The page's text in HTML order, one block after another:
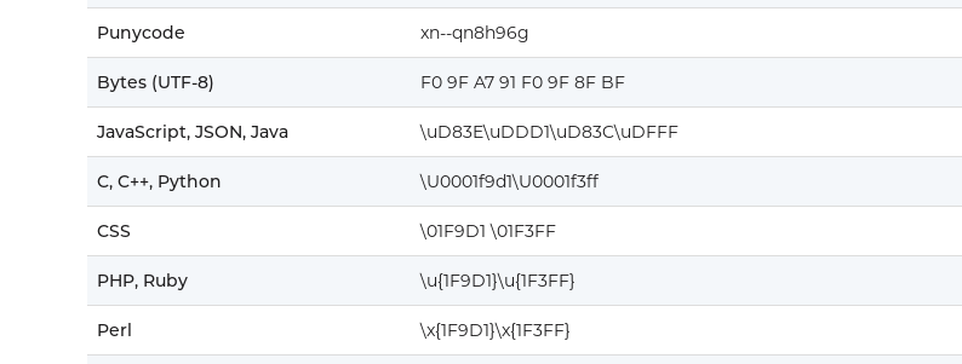
Punycode xn--qn8h96g
Bytes (UTF-8) F0 9F A7 91 F0 9F 8F BF
JavaScript, JSON, Java \uD83E\uDDD1\uD83C\uDFFF
C, C++, Python \U0001f9d1\U0001f3ff
CSS \01F9D1 \01F3FF
PHP, Ruby \u{1F9D1}\u{1F3FF}
Perl \x{1F9D1}\x{1F3FF}